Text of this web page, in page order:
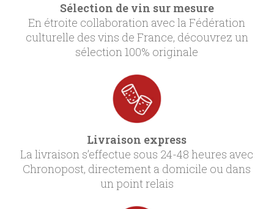
Sélection de vin sur mesure
En étroite collaboration avec la Fédération
culturelle des vins de France, découvrez un
sélection 100% originale
Livraison express
La livraison s’effectue sous 24-48 heures avec
Chronopost, directement a domicile ou dans
un point relais